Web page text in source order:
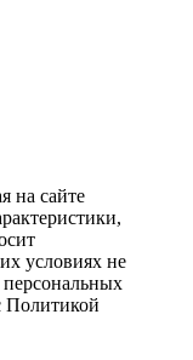
на сайте
условиях не
Политикой